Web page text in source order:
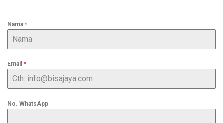
Nama *
Email *
No. WhatsApp